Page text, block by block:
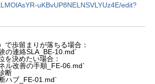
uKBvUP8NELNSVLYUz4E/edit?
で歩留まりが落ちる場合：
の連絡SLA_BE-10.md`
を決めたい場合：
ル改善の手順_FE-06.md`
断
ハブ_FE-01.md`